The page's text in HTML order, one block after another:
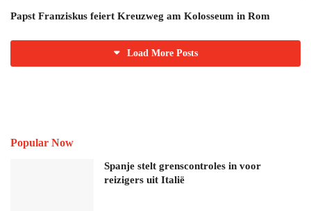
Papst Franziskus feiert Kreuzweg am Kolosseum in Rom
Load More Posts
Popular Now
Spanje stelt grenscontroles in voor
reizigers uit Italië